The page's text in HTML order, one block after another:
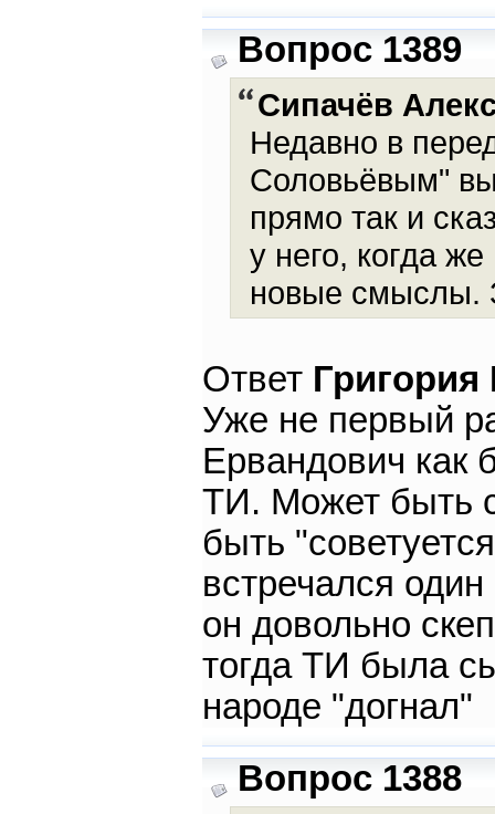
Вопрос 1389
Сипачёв
Недавно в
Соловьёвым"
прямо так и
у него, когда
новые смыслы.
Ответ
Уже не первый
Ервандович как
ТИ. Может быть
быть
встречался
он довольно
тогда ТИ была
народе "догнал"
Вопрос 1388